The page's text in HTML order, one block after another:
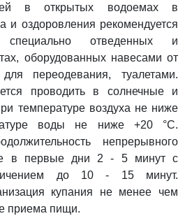
в открытых водоемах в
и оздоровления рекомендуется
отведенных и
оборудованных навесами от
переодевания, туалетами.
проводить в солнечные и
температуре воздуха не ниже
воды не ниже +20 °C.
непрерывного
в первые дни 2 - 5 минут с
до 10 - 15 минут.
купания не менее чем
приема пищи.